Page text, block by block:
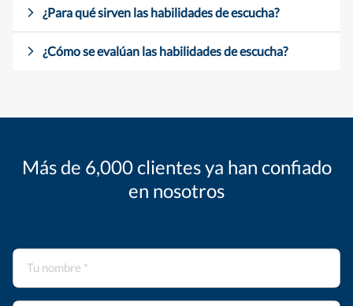
¿Para qué sirven las habilidades de escucha?
¿Cómo se evalúan las habilidades de escucha?
Más de 6,000 clientes ya han confiado
en nosotros